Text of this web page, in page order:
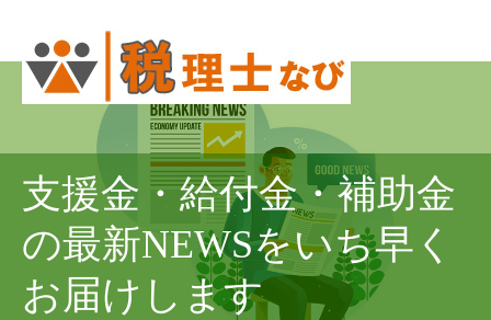
支援金・給付金・補助金
の最新NEWSをいち早く
お届けします